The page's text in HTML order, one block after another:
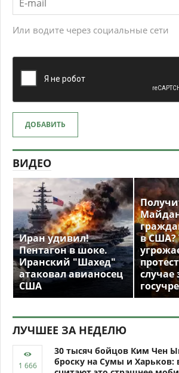
Или водите через социальные сети
ДОБАВИТЬ
ВИДЕО
Иран удивил!
Пентагон в шоке.
Иранский "Шахед"
атаковал авианосец
США
в США?
случае
ЛУЧШЕЕ ЗА НЕДЕЛЮ
30 тысяч бойцов Ким Чен
броску на Сумы и Харьков: